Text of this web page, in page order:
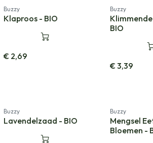
Buzzy
Klaproos - BIO
€ 2,69
Buzzy
BIO
€3,39
Buzzy
Lavendelzaad - BIO Nieuw!
Buzzy
Mengsel
Bloemen -